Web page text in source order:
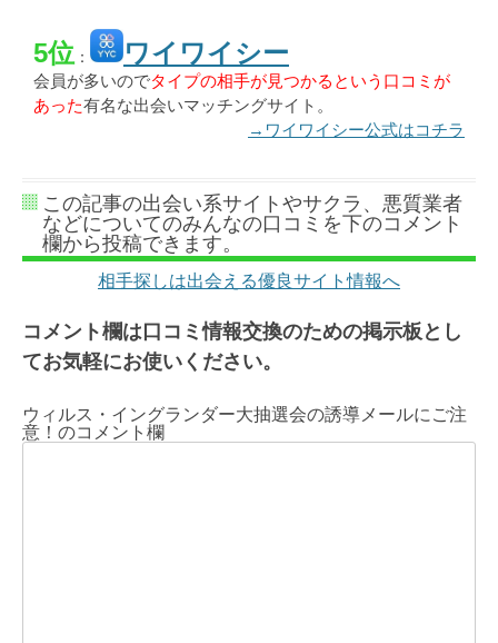
5位 ： ワイワイシー
会員が多いのでタイプの相手が見つかるという口コミが
あった有名な出会いマッチングサイト。
→ワイワイシー公式はコチラ
この記事の出会い系サイトやサクラ、悪質業者
などについてのみんなの口コミを下のコメント
欄から投稿できます。
相手探しは出会える優良サイト情報へ
コメント欄は口コミ情報交換のための掲示板とし
てお気軽にお使いください。
ウィルス・イングランダー大抽選会の誘導メールにご注
意！のコメント欄